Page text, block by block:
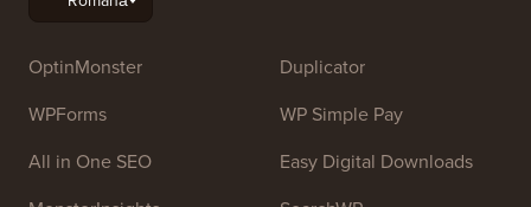
OptinMonster
WPForms
All in One SEO
Duplicator
WP Simple Pay
Easy Digital Downloads